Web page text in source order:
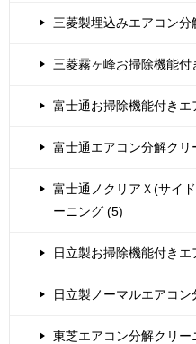
三菱製埋込みエアコン
三菱霧ヶ峰お掃除機能
富士通お掃除機能付き
富士通エアコン分解クリ
富士通ノクリアＸ(サイ
ーニング (5)
日立製お掃除機能付き
日立製ノーマルエアコ
東芝エアコン分解クリー